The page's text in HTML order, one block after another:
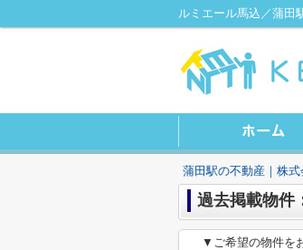
ルミエール馬込／蒲
蒲田駅の不動産｜株
過去掲載物件
▼ご希望の物件を